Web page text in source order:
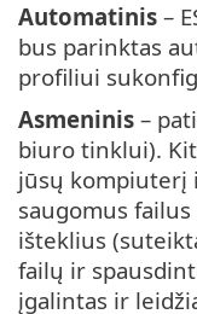
Automatinis –
bus parinktas
profiliui
Asmeninis –
biuro tinklui).
jūsų kompiuterį
saugomus
išteklius
failų ir
įgalintas ir